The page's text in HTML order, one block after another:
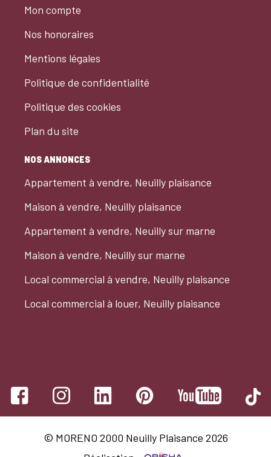
Mon compte
Nos honoraires
Mentions légales
Politique de confidentialité
Politique des cookies
Plan du site
NOS ANNONCES
Appartement à vendre, Neuilly plaisance
Maison à vendre, Neuilly plaisance
Appartement à vendre, Neuilly sur marne
Maison à vendre, Neuilly sur marne
Local commercial à vendre, Neuilly plaisance
Local commercial à louer, Neuilly plaisance
© MORENO 2000 Neuilly Plaisance 2026